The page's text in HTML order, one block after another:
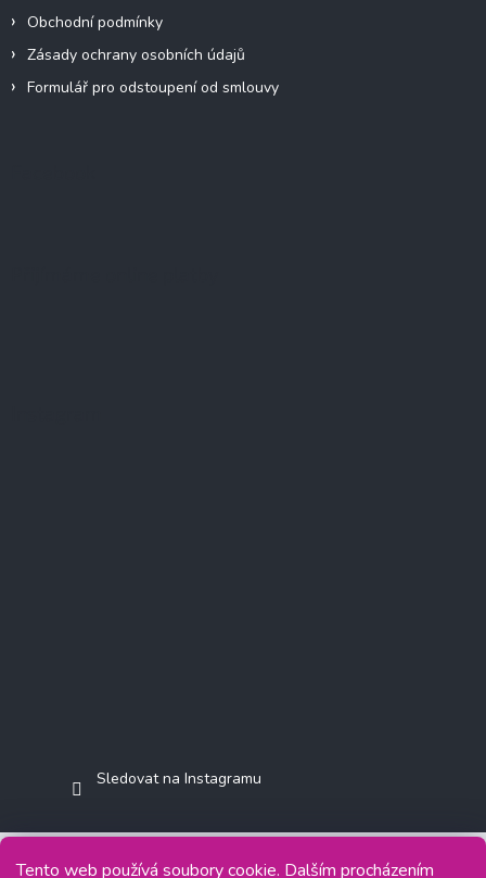
Tento web používá soubory cookie. Dalším procházením
Obchodní podmínky
Zásady ochrany osobních údajů
Formulář pro odstoupení od smlouvy
Sledovat na Instagramu